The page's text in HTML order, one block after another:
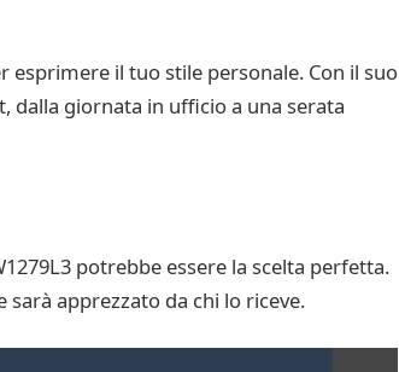
esprimere il tuo stile personale. Con il suo
dalla giornata in ufficio a una serata
potrebbe essere la scelta perfetta.
apprezzato da chi lo riceve.